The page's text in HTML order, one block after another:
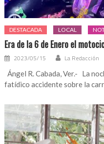
DESTACADA LOCAL
Era de la 6 de Enero el
2023/05/15 La Redacción
Ángel R. Cabada, Ver.- La
fatídico accidente sobre la